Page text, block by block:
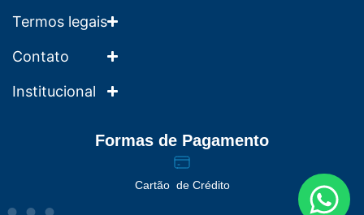
Termos legais
Contato
Institucional
Formas de Pagamento
Cartão de Crédito